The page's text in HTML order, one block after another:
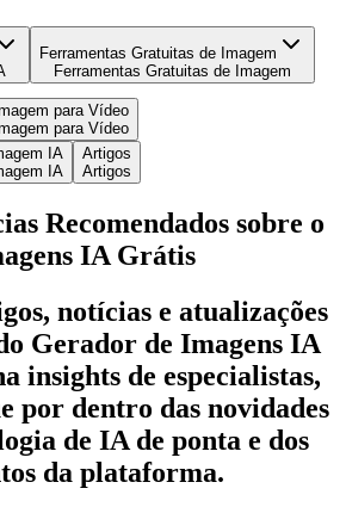
Ferramentas Gratuitas de Imagem
Ferramentas Gratuitas de Imagem
para Vídeo
para Vídeo
IA
IA
Artigos
Artigos
Recomendados sobre o
IA Grátis
notícias e atualizações
Gerador de Imagens IA
insights de especialistas,
por dentro das novidades
de IA de ponta e dos
da plataforma.